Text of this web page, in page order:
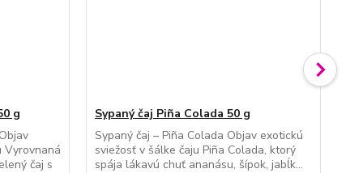
g
Vyrovnaná
čaj s
Sypaný čaj Piña Colada 50 g
Sypaný čaj – Piña Colada Objav exotickú
sviežosť v šálke čaju Piña Colada, ktorý
spája lákavú chuť ananásu, šípok, jabĺk...